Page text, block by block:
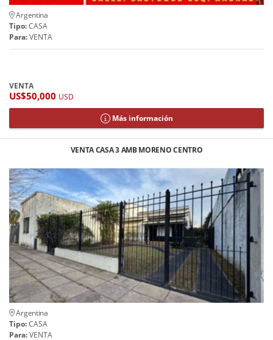
Argentina
Tipo:CASA
Para:VENTA
VENTA
US$50,000 USD
Más información
VENTA CASA 3 AMB MORENO CENTRO
Argentina
Tipo:CASA
Para:VENTA